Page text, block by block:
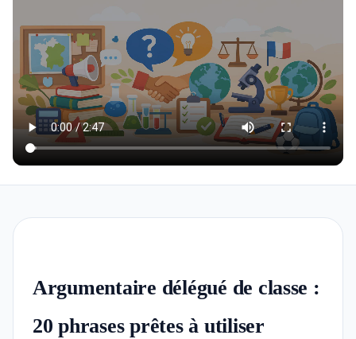
Argumentaire délégué de classe :
20 phrases prêtes à utiliser